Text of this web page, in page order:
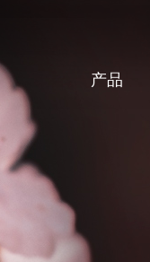
产品